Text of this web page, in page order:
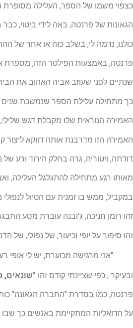
כצפוי משמו של הספר, העלילה מסופרת מנקודת המבט של ג'ובנה, בת ה12,
הגאונות של פרנטה, באה לידי ביטוי,
כולנו, נדמה לי, בשלב כזה או אחר של
פרנטה, באמצעות הפילטר הזה, מספרת
שנתיים לפני שעוזב אביה האהוב את
כך מתחילה עלילת הספר שנמשכת שנים
האמירה הנוראית שלו מקבלת דגש שלילי,
האמירה הזו מדרבנת אותה דווקא
דודתה, ויטוריה, גרה בחלק הירוד ורע
מאותו רגע מתחילה להתגלגל העלילה,
במקביל, ממש בו זמנית עם הטיול
זהו רומן חניכה, ג'ובנה עוברת מסע
זהו סיפור על יופי וכיעור, של נפולי, של
"אני מרגישה מכוערת, יש לי אופי
ובעיקר , כפי שציינתי קודם זהו "שונאים,
פרנטה, כמו בסדרת "החברה הגאונה"
על הדואליות המתקיימת באנשים כך שבו